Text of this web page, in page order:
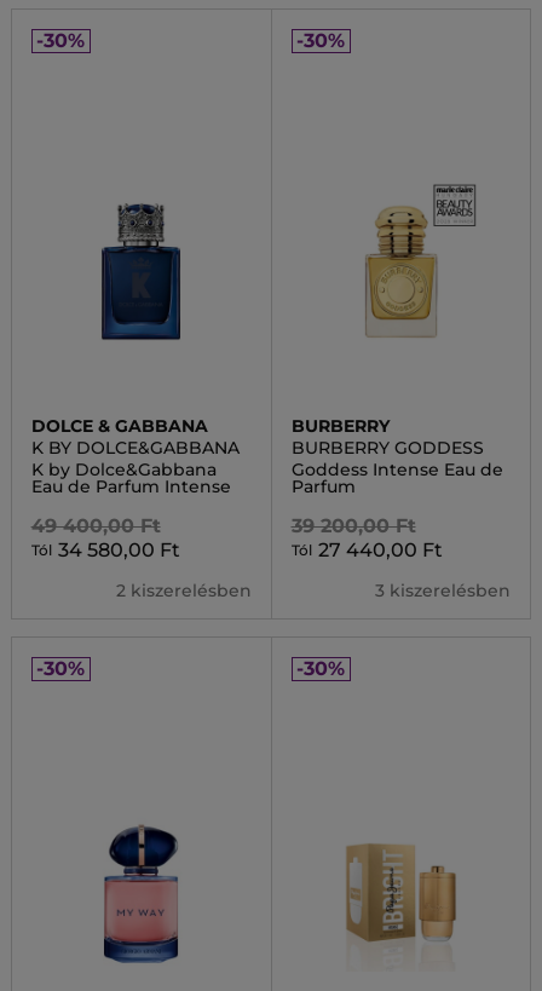
-30%
DOLCE & GABBANA
K BY DOLCE&GABBANA
K by Dolce&Gabbana
Eau de Parfum Intense
49 400,00 Ft
Tól 34 580,00 Ft
2 kiszerelésben
-30%
BURBERRY
BURBERRY GODDESS
Goddess Intense Eau de
Parfum
39 200,00 Ft
Tól 27 440,00 Ft
3 kiszerelésben
-30% -30%